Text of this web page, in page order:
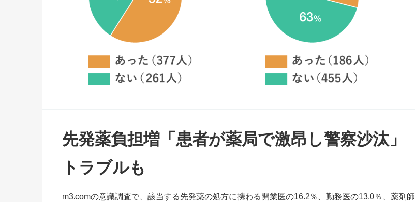
先発薬負担増「患者が薬局で激昂し警察沙汰」
トラブルも
m3.comの意識調査で、該当する先発薬の処方に携わる開業医の16.2％、勤務医の13.0％、薬剤師